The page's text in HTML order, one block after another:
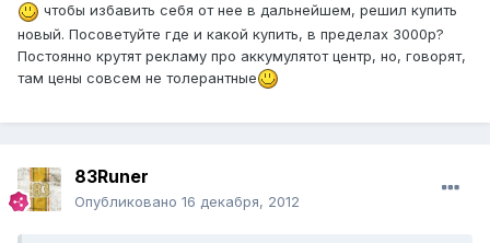
чтобы избавить себя от нее в дальнейшем, решил купить
новый. Посоветуйте где и какой купить, в пределах 3000р?
Постоянно крутят рекламу про аккумулятот центр, но, говорят,
там цены совсем не толерантные
83Runer
Опубликовано 16 декабря, 2012